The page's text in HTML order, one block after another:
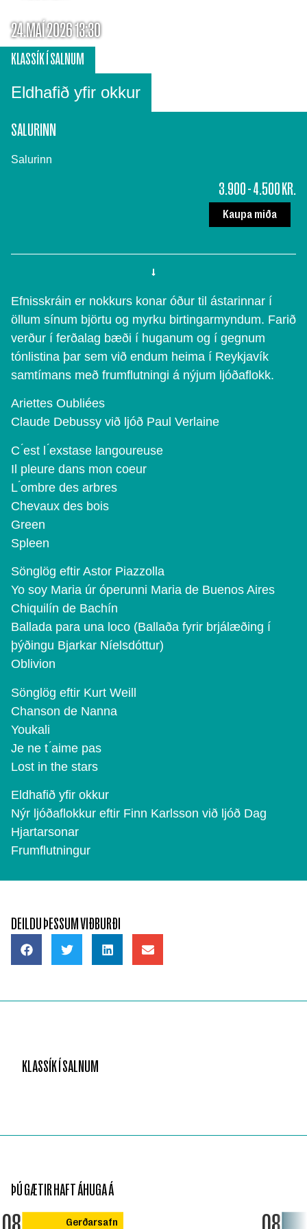
24.MAÍ 2026 13:30
Eldhafið yfir okkur
KLASSÍK Í SALNUM
SALURINN
Salurinn
3.900 - 4.500 KR.
Kaupa miða
Efnisskráin er nokkurs konar óður til ástarinnar í
öllum sínum björtu og myrku birtingarmyndum. Farið
verður í ferðalag bæði í huganum og í gegnum
tónlistina þar sem við endum heima í Reykjavík
samtímans með frumflutningi á nýjum ljóðaflokk.
Ariettes Oubliées
Claude Debussy við ljóð Paul Verlaine
C ́est l ́exstase langoureuse
Il pleure dans mon coeur
L ́ombre des arbres
Chevaux des bois
Green
Spleen
Sönglög eftir Astor Piazzolla
Yo soy Maria úr óperunni Maria de Buenos Aires
Chiquilín de Bachín
Ballada para una loco (Ballaða fyrir brjálæðing í
þýðingu Bjarkar Níelsdóttur)
Oblivion
Sönglög eftir Kurt Weill
Chanson de Nanna
Youkali
Je ne t ́aime pas
Lost in the stars
Eldhafið yfir okkur
Nýr ljóðaflokkur eftir Finn Karlsson við ljóð Dag
Hjartarsonar
Frumflutningur
DEILDU ÞESSUM VIÐBURÐI
KLASSÍK Í SALNUM
ÞÚ GÆTIR HAFT ÁHUGA Á
Gerðarsafn